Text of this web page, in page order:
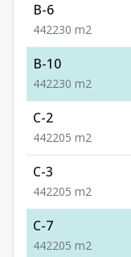
B-6
442230 m2
B-10
442230 m2
C-2
442205 m2
C-3
442205 m2
C-7
442205 m2